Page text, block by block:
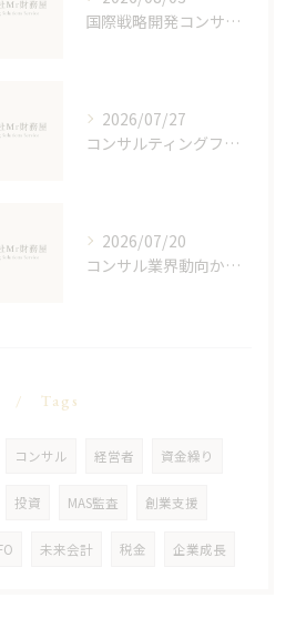
国際戦略開発コンサルの京都府相楽郡南山城村での注目ポイントと安心して選ぶための実態解説
2026/07/27
コンサルティングファシリテーションで会議とキャリアを変える実践スキル総まとめ
2026/07/20
コンサル業界動向から見る京都府京都市伏見区のキャリアチャンスと将来性
Tags
コンサル 経営者 資金繰り
投資 MAS監査 創業支援
未来会計 税金 企業成長